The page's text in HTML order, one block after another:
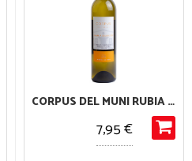
CORPUS DEL MUNI RUBIA SELECCIÓN
7,95 €